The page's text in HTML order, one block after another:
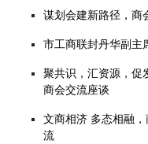
谋划会建新路径，商
市工商联封丹华副主
聚共识，汇资源，促
商会交流座谈
文商相济 多态相融
流